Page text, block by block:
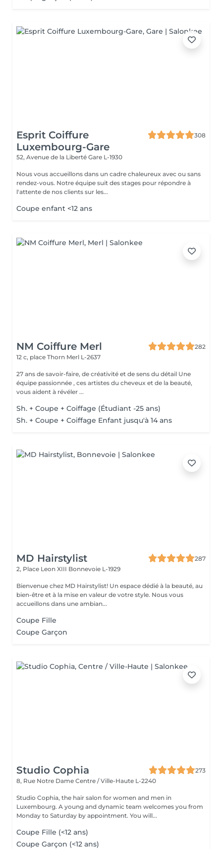
Esprit Coiffure
Luxembourg-Gare
308
52, Avenue de la Liberté Gare L-1930
Nous vous accueillons dans un cadre chaleureux avec ou sans
rendez-vous. Notre équipe suit des stages pour répondre à
l'attente de nos clients sur les...
Coupe enfant <12 ans
NM Coiffure Merl
282
12 c, place Thorn Merl L-2637
27 ans de savoir-faire, de créativité et de sens du détail Une
équipe passionnée , ces artistes du cheveux et de la beauté,
vous aident à révéler ...
Sh. + Coupe + Coiffage (Étudiant -25 ans)
Sh. + Coupe + Coiffage Enfant jusqu'à 14 ans
MD Hairstylist
287
2, Place Leon XIII Bonnevoie L-1929
Bienvenue chez MD Hairstylist! Un espace dédié à la beauté, au
bien-être et à la mise en valeur de votre style. Nous vous
accueillons dans une ambian...
Coupe Fille
Coupe Garçon
Studio Cophia
273
8, Rue Notre Dame Centre / Ville-Haute L-2240
Studio Cophia, the hair salon for women and men in
Luxembourg. A young and dynamic team welcomes you from
Monday to Saturday by appointment. You will...
Coupe Fille (<12 ans)
Coupe Garçon (<12 ans)